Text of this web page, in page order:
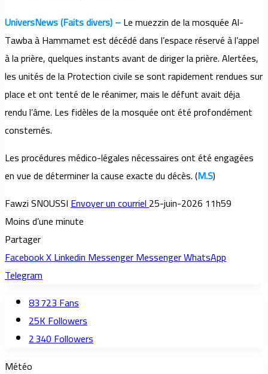
UniversNews (Faits divers) –Le muezzin de la mosquée Al-
Tawba à Hammamet est décédé dans l’espace réservé à l’appel
à la prière, quelques instants avant de diriger la prière. Alertées,
les unités de la Protection civile se sont rapidement rendues sur
place et ont tenté de le réanimer, mais le défunt avait déja
rendu l’âme. Les fidèles de la mosquée ont été profondément
consternés.
Les procédures médico-légales nécessaires ont été engagées
en vue de déterminer la cause exacte du décès. (M.S)
Fawzi SNOUSSIEnvoyer un courriel25-juin-2026 11h59
Moins d’une minute
Partager
FacebookXLinkedinMessengerMessengerWhatsApp
Telegram
83 723Fans
25KFollowers
2 340Followers
Météo